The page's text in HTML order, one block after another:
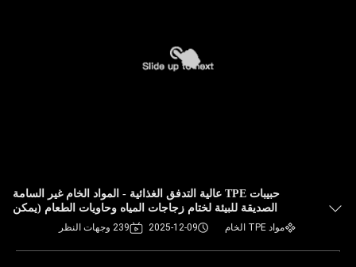
حبيبات TPE عالية التدفق الغذائية - المواد الخام غير السامة
الصديقة للبيئة لختام زجاجات المياه وحاويات الطعام (يمكن
مواد TPE الخام 2025-12-09 239 وجهات النظر